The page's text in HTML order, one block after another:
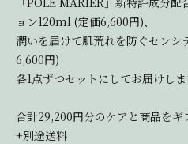
ョン120ml (定価6,600円)、
潤いを届けて肌荒れを防ぐセンシ
6,600円)
各1点ずつセットにしてお届けしま
合計29,200円分のケアと商品を
+別途送料